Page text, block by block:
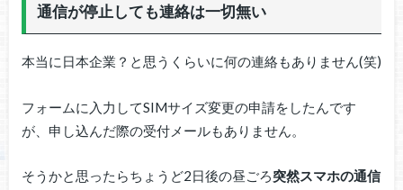
通信が停止しても連絡は一切無い
本当に日本企業？と思うくらいに何の連絡もありません(笑)
フォームに入力してSIMサイズ変更の申請をしたんです
が、申し込んだ際の受付メールもありません。
そうかと思ったらちょうど2日後の昼ごろ突然スマホの通信